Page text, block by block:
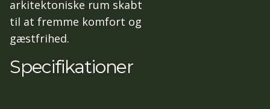
arkitektoniske rum skabt
til at fremme komfort og
gæstfrihed.
Specifikationer